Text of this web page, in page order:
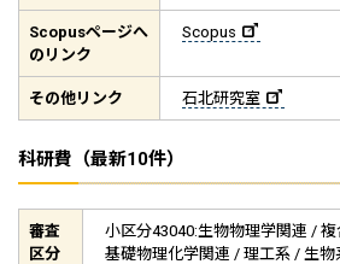
Scopusページへ
のリンク
Scopus
その他リンク 石北研究室
科研費（最新10件）
審査
区分
小区分43040:生物物理学関連 /
基礎物理化学関連 / 理工系 / 生